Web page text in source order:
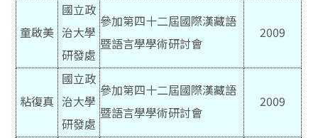
童啟美
國立政
治大學
研發處
參加第四十二屆國際漢藏語
暨語言學學術研討會
2009
粘復真
國立政
治大學
研發處
參加第四十二屆國際漢藏語
暨語言學學術研討會
2009